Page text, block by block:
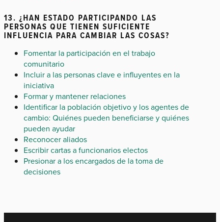
13. ¿HAN ESTADO PARTICIPANDO LAS
PERSONAS QUE TIENEN SUFICIENTE
INFLUENCIA PARA CAMBIAR LAS COSAS?
Fomentar la participación en el trabajo
comunitario
Incluir a las personas clave e influyentes en la
iniciativa
Formar y mantener relaciones
Identificar la población objetivo y los agentes de
cambio: Quiénes pueden beneficiarse y quiénes
pueden ayudar
Reconocer aliados
Escribir cartas a funcionarios electos
Presionar a los encargados de la toma de
decisiones